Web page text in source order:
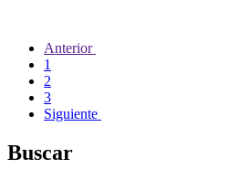
Anterior
1
2
3
Siguiente
Buscar